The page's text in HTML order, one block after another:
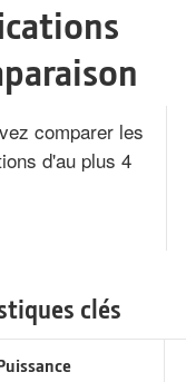
comparer les
d'au plus 4
clés